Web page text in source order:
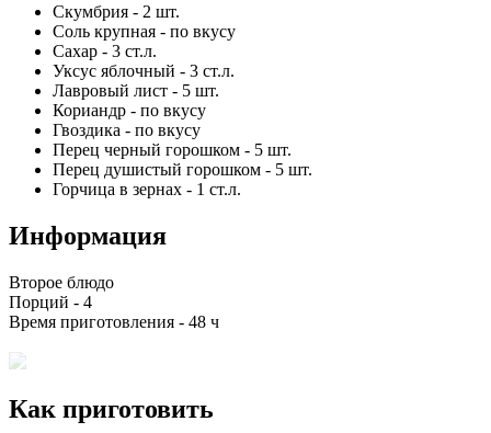
Скумбрия - 2 шт.
Соль крупная - по вкусу
Сахар - 3 ст.л.
Уксус яблочный - 3 ст.л.
Лавровый лист - 5 шт.
Кориандр - по вкусу
Гвоздика - по вкусу
Перец черный горошком - 5 шт.
Перец душистый горошком - 5 шт.
Горчица в зернах - 1 ст.л.
Информация
Второе блюдо
Порций - 4
Время приготовления - 48 ч
Как приготовить